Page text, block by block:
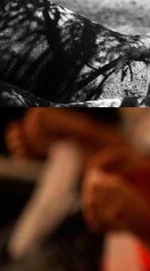
polpa e
.
Assessoria para
desenvolver e